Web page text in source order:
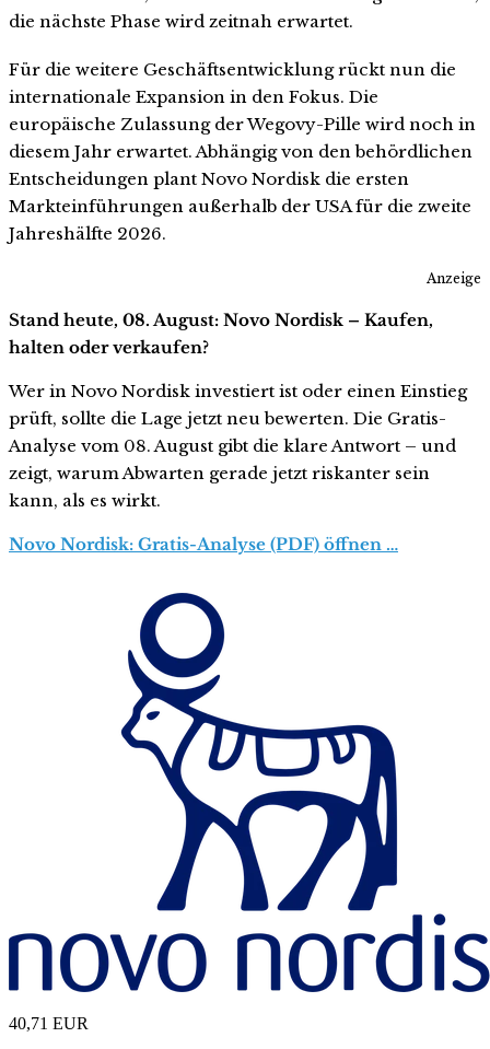
die nächste Phase wird zeitnah erwartet.
Für die weitere Geschäftsentwicklung rückt nun die
internationale Expansion in den Fokus. Die
europäische Zulassung der Wegovy-Pille wird noch in
diesem Jahr erwartet. Abhängig von den behördlichen
Entscheidungen plant Novo Nordisk die ersten
Markteinführungen außerhalb der USA für die zweite
Jahreshälfte 2026.
Anzeige
Stand heute, 08. August: Novo Nordisk – Kaufen,
halten oder verkaufen?
Wer in Novo Nordisk investiert ist oder einen Einstieg
prüft, sollte die Lage jetzt neu bewerten. Die Gratis-
Analyse vom 08. August gibt die klare Antwort – und
zeigt, warum Abwarten gerade jetzt riskanter sein
kann, als es wirkt.
Novo Nordisk: Gratis-Analyse (PDF) öffnen …
40,71 EUR